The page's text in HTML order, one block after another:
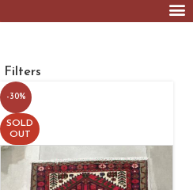
Filters
-30%
SOLD
OUT